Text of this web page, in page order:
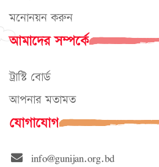
মনোনয়ন করুন
আমাদের সম্পর্কে
ট্রাস্টি বোর্ড
আপনার মতামত
যোগাযোগ
info@gunijan.org.bd